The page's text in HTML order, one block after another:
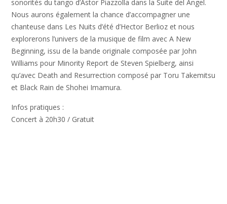
sonorités du tango d’Astor Piazzolla dans la Suite del Ángel.
Nous aurons également la chance d’accompagner une
chanteuse dans Les Nuits d’été d’Hector Berlioz et nous
explorerons l’univers de la musique de film avec A New
Beginning, issu de la bande originale composée par John
Williams pour Minority Report de Steven Spielberg, ainsi
qu’avec Death and Resurrection composé par Toru Takemitsu
et Black Rain de Shohei Imamura.
Infos pratiques :
Concert à 20h30 / Gratuit